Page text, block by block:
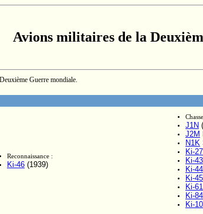
Avions militaires de la
Guerre mondiale.
Reconnaissance :
Ki-46 (1939)
J1N
J2M
N1K
Ki-27
Ki-43
Ki-44
Ki-45
Ki-61
Ki-84
Ki-